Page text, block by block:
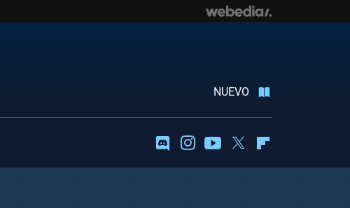
NUEVO
DiscordInstagramYoutubeTwitter